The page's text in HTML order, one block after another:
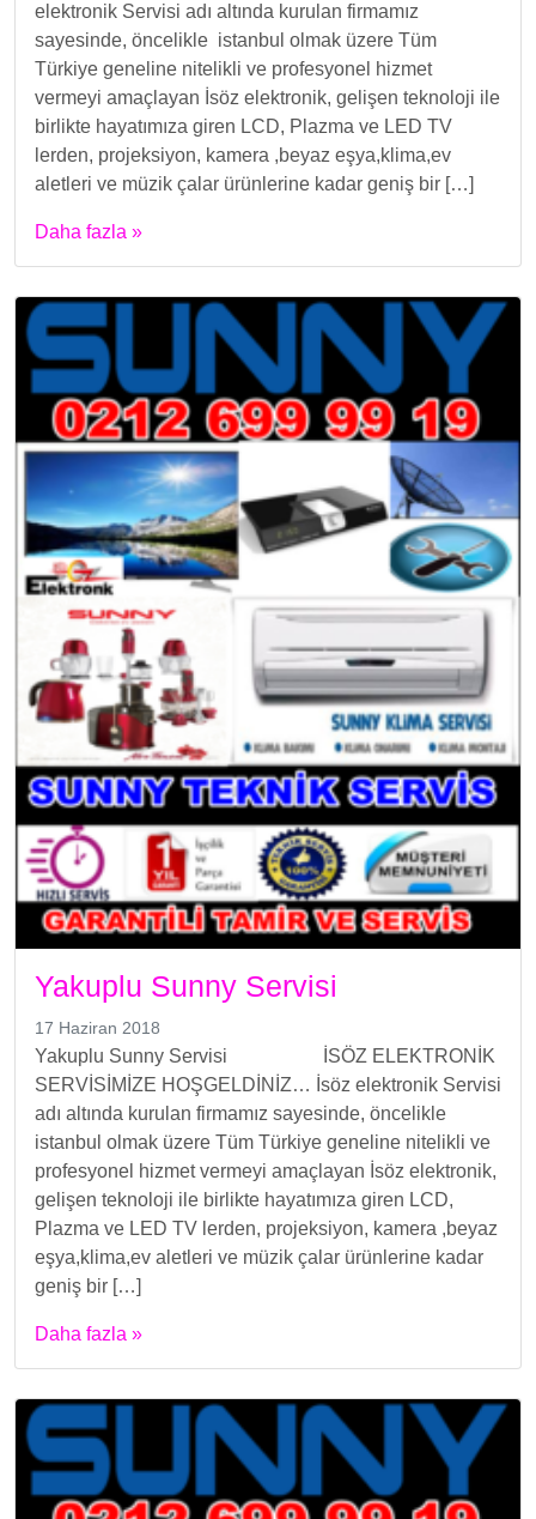
elektronik Servisi adı altında kurulan firmamız
sayesinde, öncelikle istanbul olmak üzere Tüm
Türkiye geneline nitelikli ve profesyonel hizmet
vermeyi amaçlayan İsöz elektronik, gelişen teknoloji ile
birlikte hayatımıza giren LCD, Plazma ve LED TV
lerden, projeksiyon, kamera ,beyaz eşya,klima,ev
aletleri ve müzik çalar ürünlerine kadar geniş bir […]
Daha fazla »
Yakuplu Sunny Servisi
17 Haziran 2018
Yakuplu Sunny Servisi İSÖZ ELEKTRONİK
SERVİSİMİZE HOŞGELDİNİZ… İsöz elektronik Servisi
adı altında kurulan firmamız sayesinde, öncelikle
istanbul olmak üzere Tüm Türkiye geneline nitelikli ve
profesyonel hizmet vermeyi amaçlayan İsöz elektronik,
gelişen teknoloji ile birlikte hayatımıza giren LCD,
Plazma ve LED TV lerden, projeksiyon, kamera ,beyaz
eşya,klima,ev aletleri ve müzik çalar ürünlerine kadar
geniş bir […]
Daha fazla »